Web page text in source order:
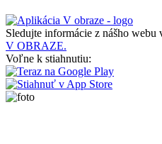
Sledujte informácie z nášho webu
V OBRAZE.
Voľne k stiahnutiu: